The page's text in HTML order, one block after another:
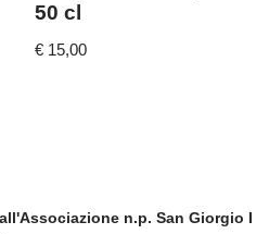
50 cl
€ 15,00
n.p. San Giorgio I